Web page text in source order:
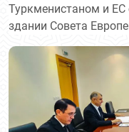
Туркменистаном и ЕС
здании Совета
18 марта.